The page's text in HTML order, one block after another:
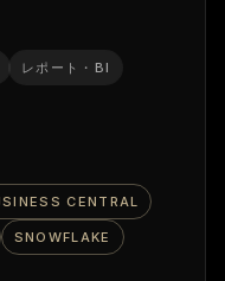
レポート・BI
CENTRAL
SNOWFLAKE